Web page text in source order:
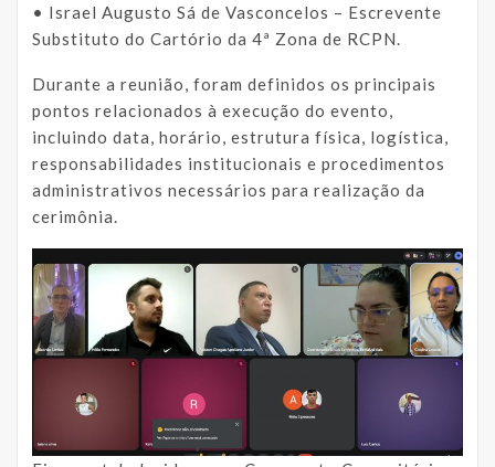
• Israel Augusto Sá de Vasconcelos – Escrevente
Substituto do Cartório da 4ª Zona de RCPN.
Durante a reunião, foram definidos os principais
pontos relacionados à execução do evento,
incluindo data, horário, estrutura física, logística,
responsabilidades institucionais e procedimentos
administrativos necessários para realização da
cerimônia.